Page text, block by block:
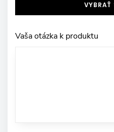
VYBRAŤ
Vaša otázka k produktu